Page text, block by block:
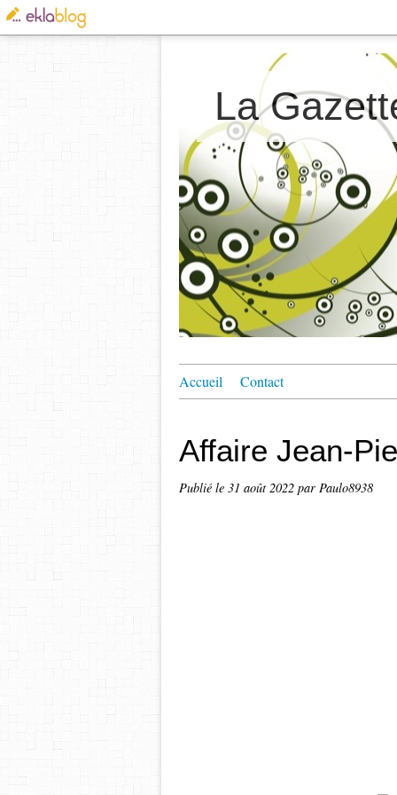
La
Accueil Contact
Affaire Jean-
Publié le 31 août 2022 par Paulo8938